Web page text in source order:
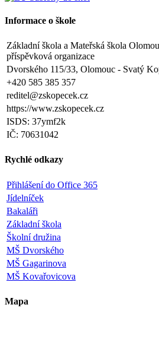
Informace o škole
Základní škola a Mateřská škola
příspěvková organizace
Dvorského 115/33, Olomouc - Svatý
+420 585 385 357
reditel@zskopecek.cz
https://www.zskopecek.cz
ISDS: 37ymf2k
IČ: 70631042
Rychlé odkazy
Přihlášení do Office 365
Jídelníček
Bakaláři
Základní škola
Školní družina
MŠ Dvorského
MŠ Gagarinova
MŠ Kovařovicova
Mapa